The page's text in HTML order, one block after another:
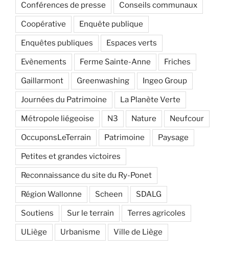
Conférences de presse Conseils communaux
Coopérative Enquête publique
Enquêtes publiques Espaces verts
Evènements Ferme Sainte-Anne Friches
Gaillarmont Greenwashing Ingeo Group
Journées du Patrimoine La Planète Verte
Métropole liégeoise N3 Nature Neufcour
OccuponsLeTerrain Patrimoine Paysage
Petites et grandes victoires
Reconnaissance du site du Ry-Ponet
Région Wallonne Scheen SDALG
Soutiens Sur le terrain Terres agricoles
ULiège Urbanisme Ville de Liège